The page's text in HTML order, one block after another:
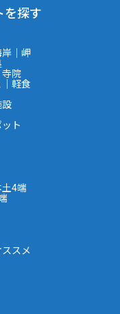
を探す
｜岬
院
軽食
ト
4端
スメ